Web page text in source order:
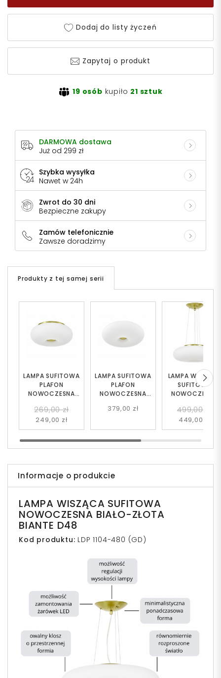
Dodaj do listy życzeń
Zapytaj o produkt
19 osób kupiło 21 sztuk
DARMOWA dostawa
Już od 299 zł
Szybka wysyłka
Nawet w 24h
Zwrot do 30 dni
Bezpieczne zakupy
Zamów telefonicznie
Zawsze doradzimy
Produkty z tej samej serii
LAMPA SUFITOWA
PLAFON
NOWOCZESNA
BIANTE D28
269,00 zł
249,00 zł
LAMPA SUFITOWA
PLAFON
NOWOCZESNA
BIANTE D38
379,00 zł
LAMPA WISZĄCA
SUFITOWA
NOWOCZESNA
BIANTE D38
499,00 zł
449,00 zł
Informacje o produkcie
LAMPA WISZĄCA SUFITOWA
NOWOCZESNA BIAŁO-ZŁOTA
BIANTE D48
Kod produktu: LDP 1104-480 (GD)